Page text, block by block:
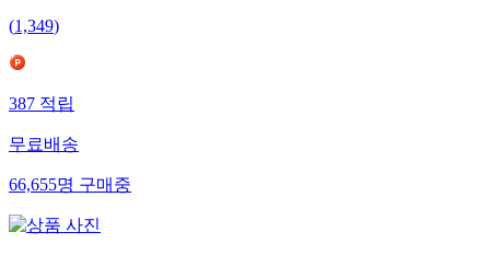
(1,349)
387 적립
무료배송
66,655명 구매중